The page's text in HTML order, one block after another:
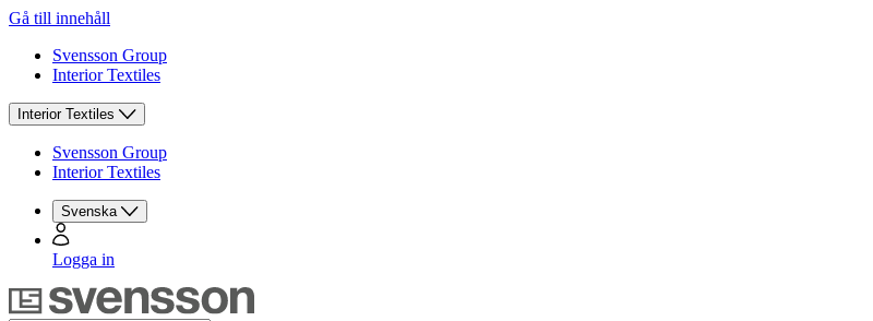
Gå till innehåll
Svensson Group
Interior Textiles
Interior Textiles
Svensson Group
Interior Textiles
Svenska
Logga in